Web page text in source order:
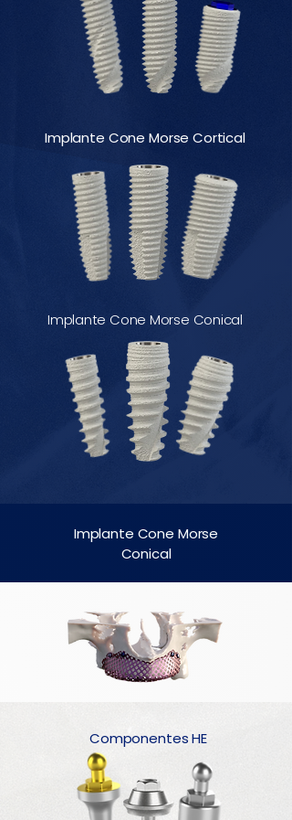
Implante Cone Morse Cortical
Implante Cone Morse Conical
Implante Cone Morse
Conical
Componentes HE